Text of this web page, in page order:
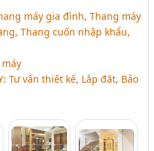
máy gia đình, Thang máy
Thang cuốn nhập khẩu,
Tư vấn thiết kế, Lắp đặt, Bảo